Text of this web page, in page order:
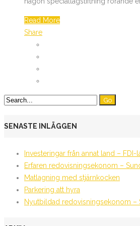
Read More
Share
SENASTE INLÄGGEN
Investeringar från annat land – FDI-
Erfaren redovisningsekonom –
Matlagning med stjärnkocken
Parkering att hyra
Nyutbildad redovisningsekonom –